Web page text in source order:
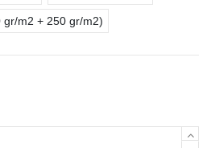
gr/m2 + 250 gr/m2)